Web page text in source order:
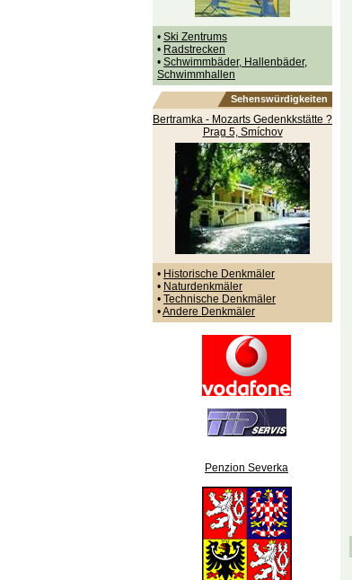
• Ski Zentrums
• Radstrecken
• Schwimmbäder, Hallenbäder,
Schwimmhallen
Sehenswürdigkeiten
Bertramka - Mozarts Gedenkkstätte ?
Prag 5, Smíchov
• Historische Denkmäler
• Naturdenkmäler
• Technische Denkmäler
•Andere Denkmäler
Penzion Severka